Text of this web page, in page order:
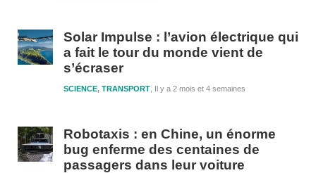
Solar Impulse : l’avion électrique qui
a fait le tour du monde vient de
s’écraser
Il y a 2 mois et 4 semaines
SCIENCE, TRANSPORT
Robotaxis : en Chine, un énorme
bug enferme des centaines de
passagers dans leur voiture